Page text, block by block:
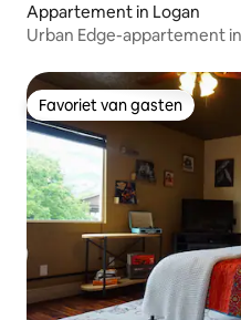
Appartement in Logan
Urban Edge-appartement
Favoriet van gasten
Favoriet van gasten